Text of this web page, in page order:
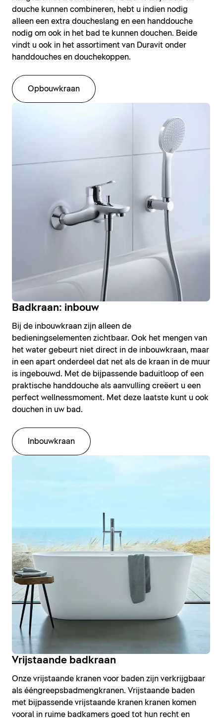
douche kunnen combineren, hebt u indien nodig
alleen een extra doucheslang en een handdouche
nodig om ook in het bad te kunnen douchen. Beide
vindt u ook in het assortiment van Duravit onder
handdouches en douchekoppen.
Opbouwkraan
Badkraan: inbouw
Bij de inbouwkraan zijn alleen de
bedieningselementen zichtbaar. Ook het mengen van
het water gebeurt niet direct in de inbouwkraan, maar
in een apart onderdeel dat net als de kraan in de muur
is ingebouwd. Met de bijpassende baduitloop of een
praktische handdouche als aanvulling creëert u een
perfect wellnessmoment. Met deze laatste kunt u ook
douchen in uw bad.
Inbouwkraan
Vrijstaande badkraan
Onze vrijstaande kranen voor baden zijn verkrijgbaar
als ééngreepsbadmengkranen. Vrijstaande baden
met bijpassende vrijstaande kranen kranen komen
vooral in ruime badkamers goed tot hun recht en